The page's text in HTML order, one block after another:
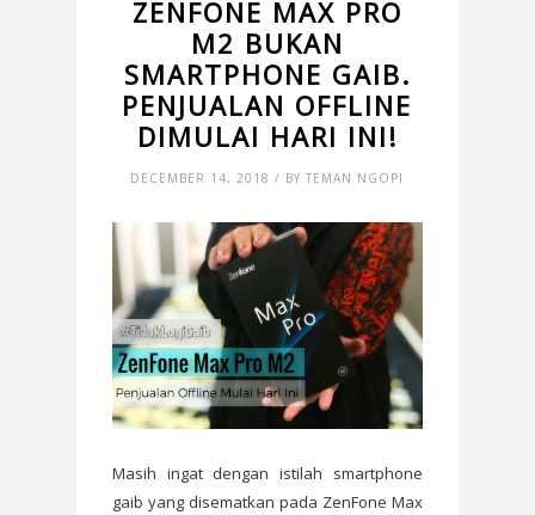
ZENFONE MAX PRO
M2 BUKAN
SMARTPHONE GAIB.
PENJUALAN OFFLINE
DIMULAI HARI INI!
DECEMBER 14, 2018 / BY TEMAN NGOPI
Masih ingat dengan istilah smartphone
gaib yang disematkan pada ZenFone Max